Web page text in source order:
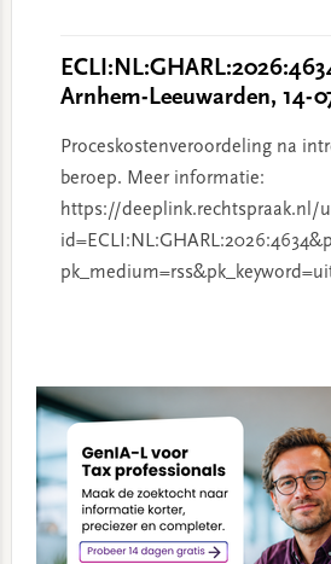
Arnhem-Leeuwarden, 14-
Proceskostenveroordeling na
beroep. Meer informatie:
https://deeplink.rechtspraak.nl/
Sidebar